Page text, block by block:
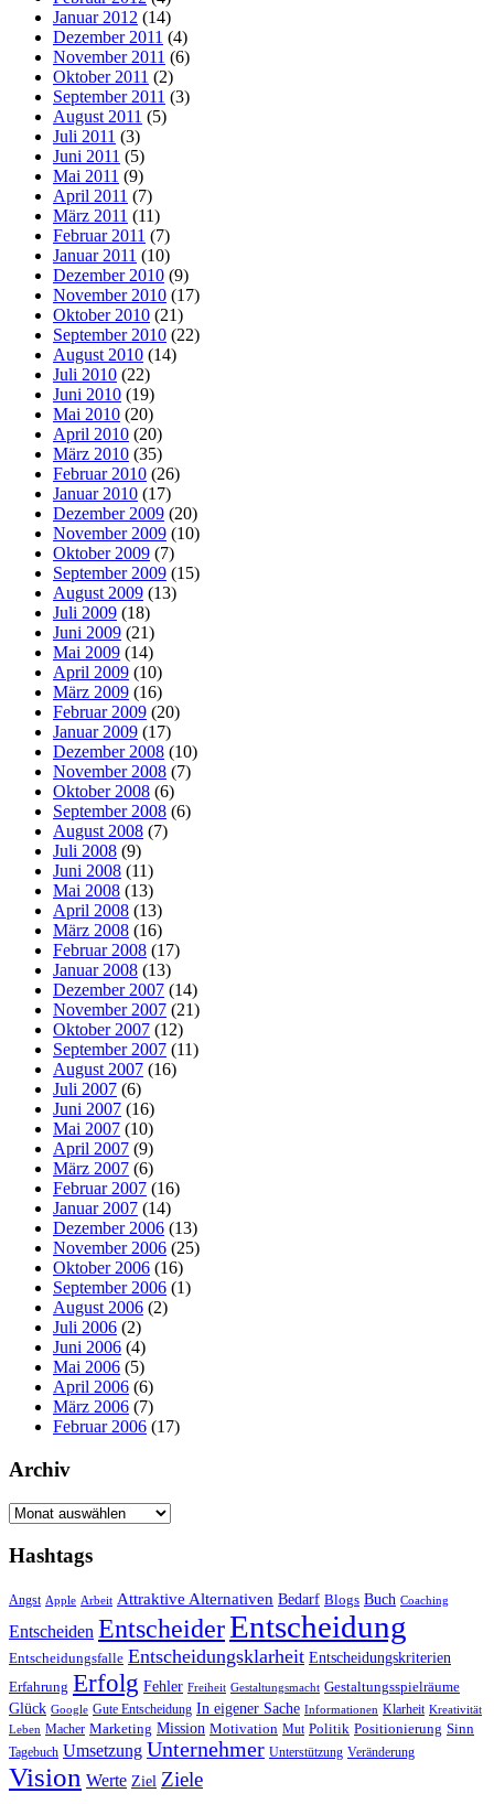
Januar 2012 (14)
Dezember 2011 (4)
November 2011 (6)
Oktober 2011 (2)
September 2011 (3)
August 2011 (5)
Juli 2011 (3)
Juni 2011 (5)
Mai 2011 (9)
April 2011 (7)
März 2011 (11)
Februar 2011 (7)
Januar 2011 (10)
Dezember 2010 (9)
November 2010 (17)
Oktober 2010 (21)
September 2010 (22)
August 2010 (14)
Juli 2010 (22)
Juni 2010 (19)
Mai 2010 (20)
April 2010 (20)
März 2010 (35)
Februar 2010 (26)
Januar 2010 (17)
Dezember 2009 (20)
November 2009 (10)
Oktober 2009 (7)
September 2009 (15)
August 2009 (13)
Juli 2009 (18)
Juni 2009 (21)
Mai 2009 (14)
April 2009 (10)
März 2009 (16)
Februar 2009 (20)
Januar 2009 (17)
Dezember 2008 (10)
November 2008 (7)
Oktober 2008 (6)
September 2008 (6)
August 2008 (7)
Juli 2008 (9)
Juni 2008 (11)
Mai 2008 (13)
April 2008 (13)
März 2008 (16)
Februar 2008 (17)
Januar 2008 (13)
Dezember 2007 (14)
November 2007 (21)
Oktober 2007 (12)
September 2007 (11)
August 2007 (16)
Juli 2007 (6)
Juni 2007 (16)
Mai 2007 (10)
April 2007 (9)
März 2007 (6)
Februar 2007 (16)
Januar 2007 (14)
Dezember 2006 (13)
November 2006 (25)
Oktober 2006 (16)
September 2006 (1)
August 2006 (2)
Juli 2006 (2)
Juni 2006 (4)
Mai 2006 (5)
April 2006 (6)
März 2006 (7)
Februar 2006 (17)
Archiv
Archiv
Hashtags
Angst Apple Arbeit Attraktive Alternativen Bedarf Blogs Buch Coaching
Entscheiden EntscheiderEntscheidung
Entscheidungsfalle Entscheidungsklarheit Entscheidungskriterien
Erfahrung Erfolg Fehler Freiheit Gestaltungsmacht Gestaltungsspielräume
Glück Google Gute Entscheidung In eigener Sache Informationen Klarheit Kreativität
Leben Macher Marketing Mission Motivation Mut Politik Positionierung Sinn
Tagebuch Umsetzung Unternehmer Unterstützung Veränderung
Vision Werte Ziel Ziele